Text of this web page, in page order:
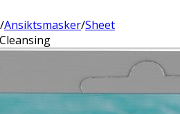
/Ansiktsmasker/Sheet